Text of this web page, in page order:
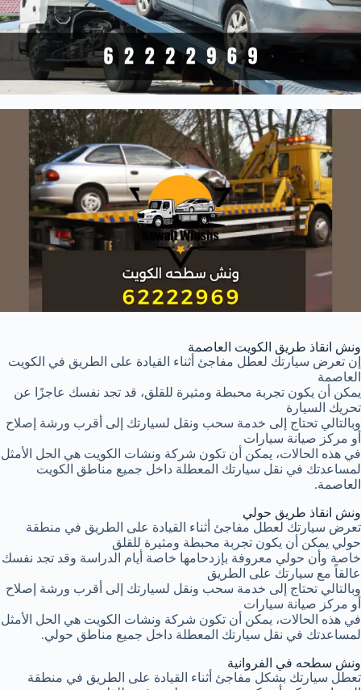
ونش انقاذ طريق الكويت العاصمة
إن تعرض سيارتك لعطل مفاجئ أثناء القيادة على الطريق في الكويت
العاصمة
يمكن أن يكون تجربة محبطة ومثيرة للقلق، قد تجد نفسك عاجزًا عن
تحريك السيارة
وبالتالي تحتاج إلى خدمة سحب ونقل لسيارتك إلى أقرب ورشة إصلاح
أو مركز صيانة سيارات
في هذه الحالات، يمكن أن تكون شركة ونشات الكويت هي الحل الأمثل
لمساعدتك في نقل سيارتك المعطلة داخل جميع مناطق الكويت
العاصمة.
ونش انقاذ طريق حولي
تعرض سيارتك لعطل مفاجئ أثناء القيادة على الطريق في منطقة
حولي يمكن أن يكون تجربة محبطة ومثيرة للقلق
خاصة وأن حولي معروفة بإزدحامها خاصة أيام الدراسة وقد تجد نفسك
عالقاً مع سيارتك على الطريق
وبالتالي تحتاج إلى خدمة سحب ونقل لسيارتك إلى أقرب ورشة إصلاح
أو مركز صيانة سيارات
في هذه الحالات، يمكن أن تكون شركة ونشات الكويت هي الحل الأمثل
لمساعدتك في نقل سيارتك المعطلة داخل جميع مناطق حولي.
ونش سطحه في الفروانية
تعطل سيارتك بشكل مفاجئ أثناء القيادة على الطريق في منطقة